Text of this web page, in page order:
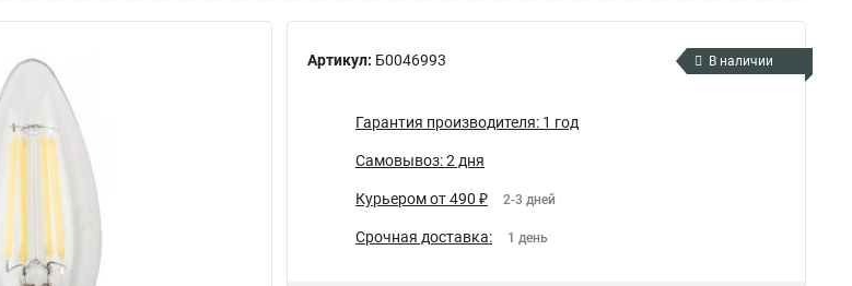
Артикул: Б0046993 В наличии
Гарантия производителя: 1 год
Самовывоз: 2 дня
Курьером от 490 ₽ 2-3 дней
Срочная доставка: 1 день